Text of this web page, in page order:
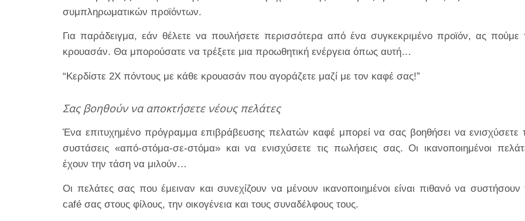
συμπληρωματικών προϊόντων.
Για παράδειγμα, εάν θέλετε να πουλήσετε περισσότερα από ένα συγκεκριμένο προϊόν, ας πούμε
κρουασάν. Θα μπορούσατε να τρέξετε μια προωθητική ενέργεια όπως αυτή…
“Κερδίστε 2Χ πόντους με κάθε κρουασάν που αγοράζετε μαζί με τον καφέ σας!”
Σας βοηθούν να αποκτήσετε νέους πελάτες
Ένα επιτυχημένο πρόγραμμα επιβράβευσης πελατών καφέ μπορεί να σας βοηθήσει να ενισχύσετε
συστάσεις «από-στόμα-σε-στόμα» και να ενισχύσετε τις πωλήσεις σας. Οι ικανοποιημένοι
έχουν την τάση να μιλούν…
Οι πελάτες σας που έμειναν και συνεχίζουν να μένουν ικανοποιημένοι είναι πιθανό να συστήσουν
café σας στους φίλους, την οικογένεια και τους συναδέλφους τους.